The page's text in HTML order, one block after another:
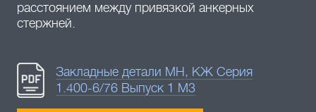
расстоянием между привязкой анкерных
стержней.
Закладные детали МН, КЖ Серия
1.400-6/76 Выпуск 1 М3